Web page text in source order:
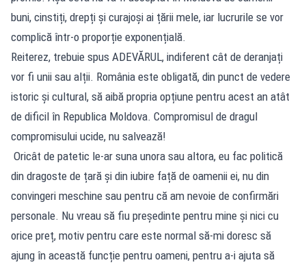
buni, cinstiți, drepți și curajoși ai țării mele, iar lucrurile se vor
complică într-o proporție exponențială.
Reiterez, trebuie spus ADEVĂRUL, indiferent cât de deranjați
vor fi unii sau alții. România este obligată, din punct de vedere
istoric și cultural, să aibă propria opțiune pentru acest an atât
de dificil în Republica Moldova. Compromisul de dragul
compromisului ucide, nu salvează!
Oricât de patetic le-ar suna unora sau altora, eu fac politică
din dragoste de țară și din iubire față de oamenii ei, nu din
convingeri meschine sau pentru că am nevoie de confirmări
personale. Nu vreau să fiu președinte pentru mine și nici cu
orice preț, motiv pentru care este normal să-mi doresc să
ajung în această funcție pentru oameni, pentru a-i ajuta să